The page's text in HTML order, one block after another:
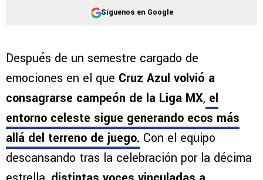
Síguenos en Google
Después de un semestre cargado de
emociones en el que Cruz Azul volvió a
consagrarse campeón de la Liga MX, el
entorno celeste sigue generando ecos más
allá del terreno de juego. Con el equipo
descansando tras la celebración por la décima